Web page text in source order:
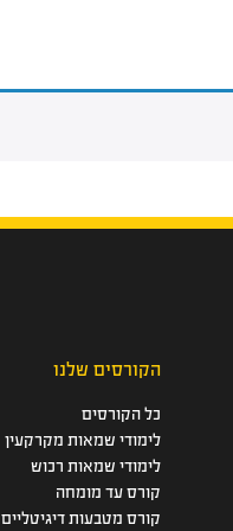
הקורסים שלנו
כל הקורסים
לימודי שמאות מקרקעין
לימודי שמאות רכוש
קורס עד מומחה
קורס מטבעות דיגיטליים